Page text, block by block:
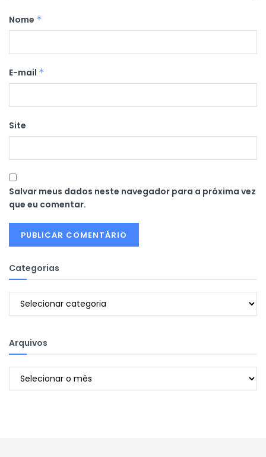
Nome *
E-mail *
Site
Salvar meus dados neste navegador para a próxima vez
que eu comentar.
Categorias
Categorias
Arquivos
Arquivos